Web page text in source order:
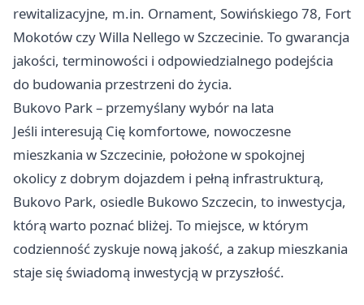
rewitalizacyjne, m.in. Ornament, Sowińskiego 78, Fort
Mokotów czy Willa Nellego w Szczecinie. To gwarancja
jakości, terminowości i odpowiedzialnego podejścia
do budowania przestrzeni do życia.
Bukovo Park – przemyślany wybór na lata
Jeśli interesują Cię komfortowe, nowoczesne
mieszkania w Szczecinie, położone w spokojnej
okolicy z dobrym dojazdem i pełną infrastrukturą,
Bukovo Park, osiedle Bukowo Szczecin, to inwestycja,
którą warto poznać bliżej. To miejsce, w którym
codzienność zyskuje nową jakość, a zakup mieszkania
staje się świadomą inwestycją w przyszłość.